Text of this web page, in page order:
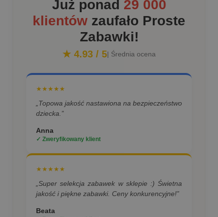
Już ponad 29 000
klientów zaufało Proste
Zabawki!
★ 4.93 / 5| Średnia ocena
★★★★★
„Topowa jakość nastawiona na bezpieczeństwo
dziecka.”
Anna
✓ Zweryfikowany klient
★★★★★
„Super selekcja zabawek w sklepie :) Świetna
jakość i piękne zabawki. Ceny konkurencyjne!”
Beata